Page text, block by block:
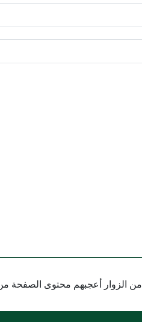
من الزوار أعجبهم محتوى الصفحة